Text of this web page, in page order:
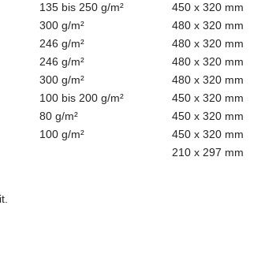
135 bis 250 g/m²
450 x 320 mm
300 g/m²
480 x 320 mm
246 g/m²
480 x 320 mm
246 g/m²
480 x 320 mm
300 g/m²
480 x 320 mm
100 bis 200 g/m²
450 x 320 mm
80 g/m²
450 x 320 mm
100 g/m²
450 x 320 mm
210 x 297 mm